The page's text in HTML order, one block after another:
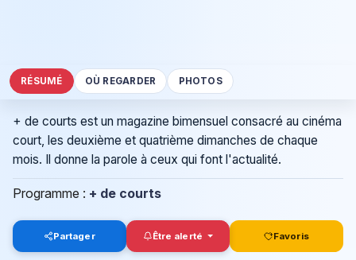
RÉSUMÉ OÙ REGARDER PHOTOS
+ de courts est un magazine bimensuel consacré au cinéma
court, les deuxième et quatrième dimanches de chaque
mois. Il donne la parole à ceux qui font l'actualité.
Programme : + de courts
Partager Être alerté Favoris